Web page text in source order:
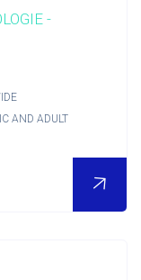
-
AND ADULT